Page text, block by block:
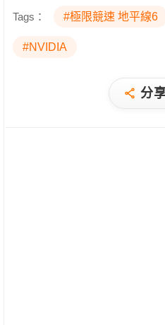
Tags： #極限競速 地平線6
#NVIDIA
分